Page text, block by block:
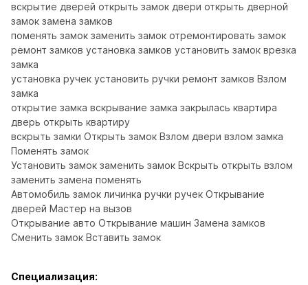
вскрытие дверей открыть замок двери открыть дверной
замок замена замков
поменять замок заменить замок отремонтировать замок
ремонт замков установка замков установить замок врезка
замка
установка ручек установить ручки ремонт замков Взлом
замка
открытие замка вскрывание замка закрылась квартира
дверь открыть квартиру
вскрыть замки Открыть замок Взлом двери взлом замка
Поменять замок
Установить замок заменить замок Вскрыть открыть взлом
заменить замена поменять
Автомобиль замок личинка ручки ручек Открывание
дверей Мастер на вызов
Открывание авто Открывание машин Замена замков
Сменить замок Вставить замок
Специализация: